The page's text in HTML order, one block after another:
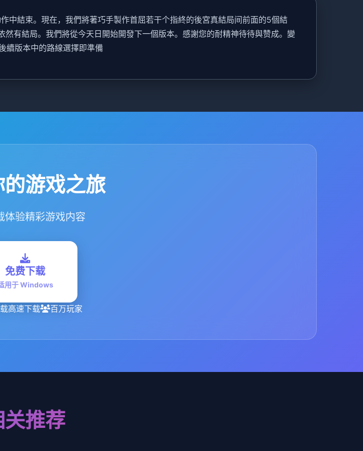
中結束。現在，我們將著巧手製作首屈若干个指終的後宮真結局间前面的5個結
有結局。我們將從今天日開始開發下一個版本。感謝您的耐精神待待與赞成。變
續版本中的路線選擇即準備
游戏之旅
体验精彩游戏内容
免费下载
用于 Windows
高速下载 百万玩家
关推荐